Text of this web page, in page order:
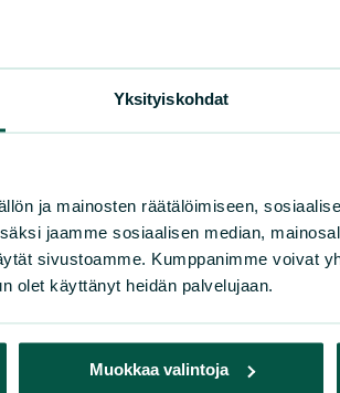
Yksityiskohdat
ja mainosten räätälöimiseen,
jaamme sosiaalisen median,
sivustoamme. Kumppanimme voivat
olet käyttänyt heidän palvelujaan.
Muokkaa valintoja